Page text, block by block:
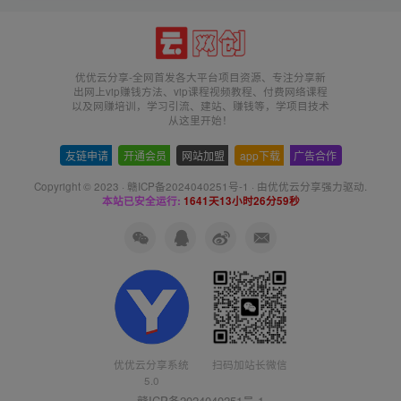
优优云分享-全网首发各大平台项目资源、专注分享新
出网上vip赚钱方法、vip课程视频教程、付费网络课程
以及网赚培训，学习引流、建站、赚钱等，学项目技术
从这里开始！
友链申请 开通会员 网站加盟 app下载 广告合作
Copyright © 2023 · 赣ICP备2024040251号-1 · 由优优云分享强力驱动.
本站已安全运行: 1641天13小时26分59秒
优优云分享系统
5.0
扫码加站长微信